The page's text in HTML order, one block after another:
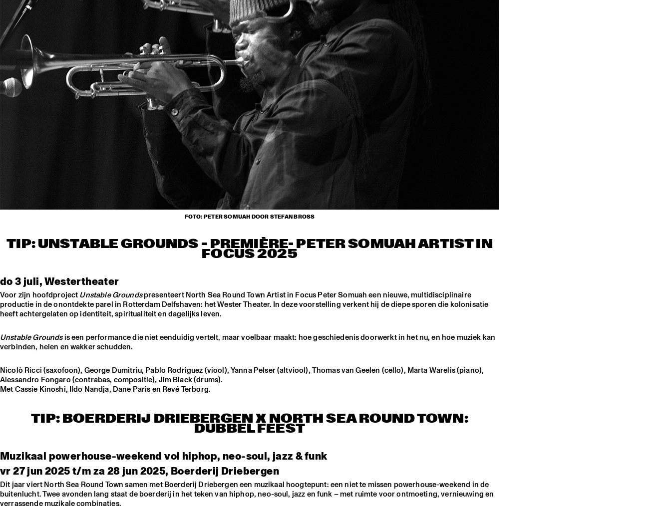
FOTO: PETER SOMUAH DOOR STEFAN BROSS
TIP: UNSTABLE GROUNDS – PREMIÈRE- PETER SOMUAH ARTIST IN
FOCUS 2025
do 3 juli, Westertheater
Voor zijn hoofdprojectUnstable Groundspresenteert North Sea Round Town Artist in Focus Peter Somuah een nieuwe, multidisciplinaire
productie in de onontdekte parel in Rotterdam Delfshaven: het Wester Theater. In deze voorstelling verkent hij de diepe sporen die kolonisatie
heeft achtergelaten op identiteit, spiritualiteit en dagelijks leven.
Unstable Groundsis een performance die niet eenduidig vertelt, maar voelbaar maakt: hoe geschiedenis doorwerkt in het nu, en hoe muziek kan
verbinden, helen en wakker schudden.
Nicolò Ricci (saxofoon), George Dumitriu, Pablo Rodriguez (viool), Yanna Pelser (altviool), Thomas van Geelen (cello), Marta Warelis (piano),
Alessandro Fongaro (contrabas, compositie), Jim Black (drums).
Met Cassie Kinoshi, Ildo Nandja, Dane Paris en Revé Terborg.
TIP: BOERDERIJ DRIEBERGEN X NORTH SEA ROUND TOWN:
DUBBEL FEEST
Muzikaal powerhouse-weekend vol hiphop, neo-soul, jazz & funk
vr 27 jun 2025 t/m za 28 jun 2025, Boerderij Driebergen
Dit jaar viert North Sea Round Town samen met Boerderij Driebergen een muzikaal hoogtepunt: een niet te missen powerhouse-weekend in de
buitenlucht. Twee avonden lang staat de boerderij in het teken van hiphop, neo-soul, jazz en funk – met ruimte voor ontmoeting, vernieuwing en
verrassende muzikale combinaties.